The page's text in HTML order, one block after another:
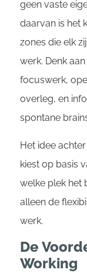
geen vaste
daarvan is het
zones die elk
werk. Denk
focuswerk,
overleg, en
spontane
Het idee achter
kiest op basis
welke plek het
alleen de
werk.
De
Working